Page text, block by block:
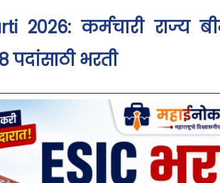
2026: कर्मचारी राज्य
पदांसाठी भरती